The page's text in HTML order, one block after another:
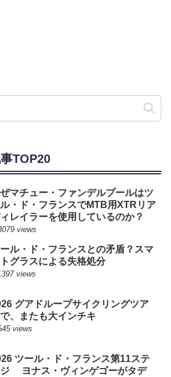
TOP20
マチュー・ファンデルプールはツ
・ド・フランスでMTB用XTRリア
レイラーを使用しているのか？
views
ル・ド・フランスとの矛盾？スマ
グラスによる失格処分
views
グアドループサイクリングツア
、またも大インチキ
views
ツール・ド・フランス第11ステ
ヨナス・ヴィンゲゴーがタデ